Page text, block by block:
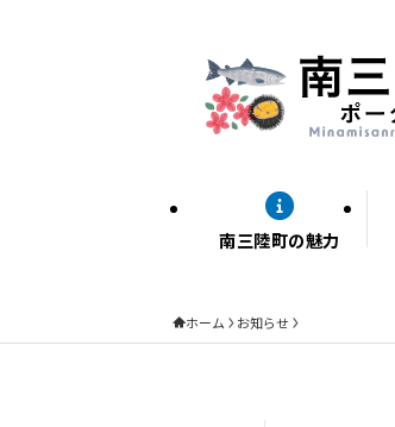
南三陸町の魅力
ホーム お知らせ